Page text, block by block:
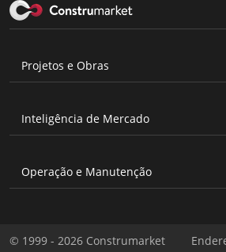
Projetos e Obras
Inteligência de Mercado
Operação e Manutenção
© 1999 - 2026 Construmarket